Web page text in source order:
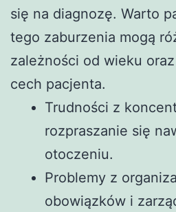
się na diagnozę. Warto
tego zaburzenia mogą
zależności od wieku
cech pacjenta.
Trudności z
rozpraszanie się
otoczeniu.
Problemy z
obowiązków i